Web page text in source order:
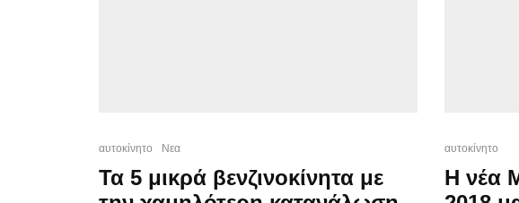
αυτοκίνητο Νεα
Τα 5 μικρά βενζινοκίνητα με
αυτοκίνητο
Η νέα